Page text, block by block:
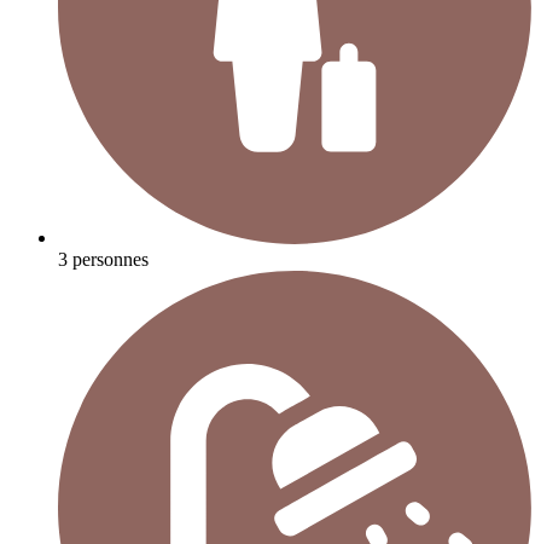
3 personnes